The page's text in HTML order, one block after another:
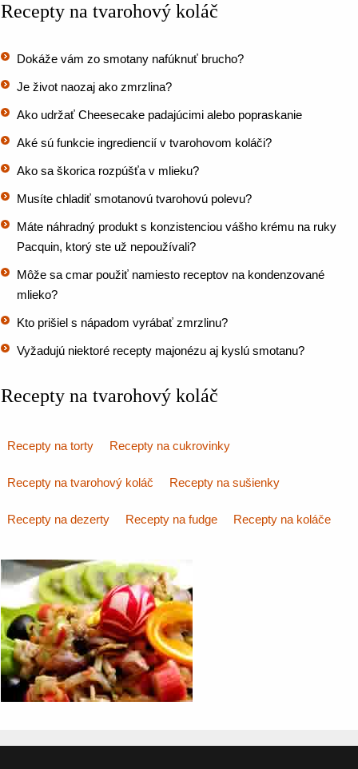
Recepty na tvarohový koláč
Dokáže vám zo smotany nafúknuť brucho?
Je život naozaj ako zmrzlina?
Ako udržať Cheesecake padajúcimi alebo popraskanie
Aké sú funkcie ingrediencií v tvarohovom koláči?
Ako sa škorica rozpúšťa v mlieku?
Musíte chladiť smotanovú tvarohovú polevu?
Máte náhradný produkt s konzistenciou vášho krému na ruky
Pacquin, ktorý ste už nepoužívali?
Môže sa cmar použiť namiesto receptov na kondenzované
mlieko?
Kto prišiel s nápadom vyrábať zmrzlinu?
Vyžadujú niektoré recepty majonézu aj kyslú smotanu?
Recepty na tvarohový koláč
Recepty na torty Recepty na cukrovinky
Recepty na tvarohový koláč Recepty na sušienky
Recepty na dezerty Recepty na fudge Recepty na koláče